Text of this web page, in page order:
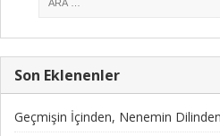
Son Eklenenler
Geçmişin İçinden, Nenemin Dilinden